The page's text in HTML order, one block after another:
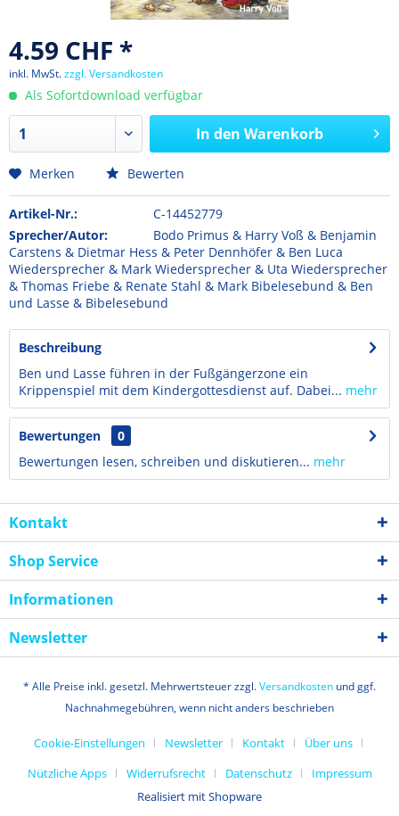
4.59 CHF *
inkl. MwSt.zzgl. Versandkosten
Als Sofortdownload verfügbar
In den Warenkorb
Merken Bewerten
Artikel-Nr.:
C-14452779
Sprecher/Autor:
Bodo Primus & Harry Voß & Benjamin
Carstens & Dietmar Hess & Peter Dennhöfer & Ben Luca
Wiedersprecher & Mark Wiedersprecher & Uta Wiedersprecher
& Thomas Friebe & Renate Stahl & Mark Bibelesebund & Ben
und Lasse & Bibelesebund
Beschreibung
Ben und Lasse führen in der Fußgängerzone ein
Krippenspiel mit dem Kindergottesdienst auf. Dabei... mehr
Bewertungen
0
Bewertungen lesen, schreiben und diskutieren... mehr
Kontakt
Shop Service
Informationen
Newsletter
* Alle Preise inkl. gesetzl. Mehrwertsteuer zzgl.Versandkosten und ggf.
Nachnahmegebühren, wenn nicht anders beschrieben
Cookie-Einstellungen Newsletter Kontakt
Über uns
Nützliche Apps
Widerrufsrecht Datenschutz
Impressum
Realisiert mit Shopware